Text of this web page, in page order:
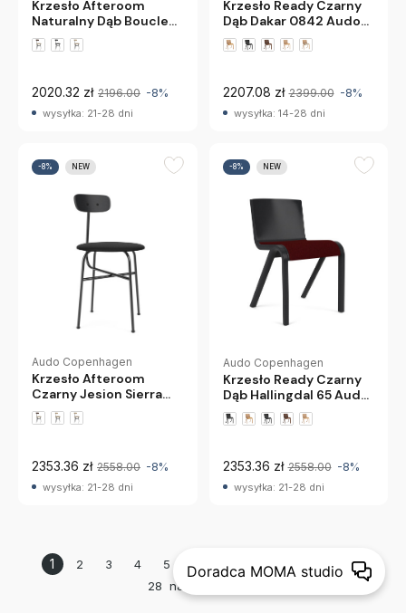
Krzesło Afteroom
Naturalny Dąb Boucle
06 Audo Copenhagen
2020.32 zł 2196.00 -8%
wysyłka: 21-28 dni
Krzesło Ready Czarny
Dąb Dakar 0842 Audo
Copenhagen
2207.08 zł 2399.00 -8%
wysyłka: 14-28 dni
-8% NEW
Audo Copenhagen
Krzesło Afteroom
Czarny Jesion Sierra
1001 Audo Copenhagen
2353.36 zł 2558.00 -8%
wysyłka: 21-28 dni
-8% NEW
Audo Copenhagen
Krzesło Ready Czarny
Dąb Hallingdal 65 Audo
Copenhagen
2353.36 zł 2558.00 -8%
wysyłka: 21-28 dni
1 2 3 4 5 6 7 8 9 10 ...
28 następna strona
Doradca MOMA studio